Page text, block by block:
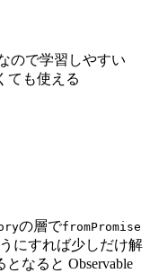
ので学習しやすい
ても使える
の層でfromPromise
にすれば少しだけ解
なると Observable